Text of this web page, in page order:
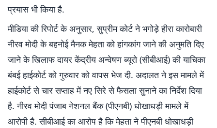
प्रयास भी किया है.
मीडिया की रिपोर्ट के अनुसार, सुप्रीम कोर्ट ने भगोड़े हीरा कारोबारी
नीरव मोदी के बहनोई मैनक मेहता को हांगकांग जाने की अनुमति दिए
जाने के खिलाफ दायर केंद्रीय अन्वेषण ब्यूरो (सीबीआई) की याचिका
बंबई हाईकोर्ट को गुरुवार को वापस भेज दी. अदालत ने इस मामले में
हाईकोर्ट से चार सप्ताह में नए सिरे से फैसला सुनाने का निर्देश दिया
है. नीरव मोदी पंजाब नेशनल बैंक (पीएनबी) धोखाधड़ी मामले में
आरोपी है. सीबीआई का आरोप है कि मेहता ने पीएनबी धोखाधड़ी